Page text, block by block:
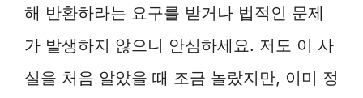
해 반환하라는 요구를 받거나 법적인 문제
가 발생하지 않으니 안심하세요. 저도 이 사
실을 처음 알았을 때 조금 놀랐지만, 이미 정